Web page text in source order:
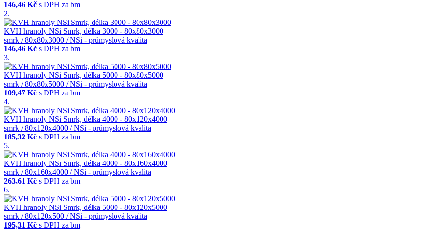
146,46 Kč s DPH za bm
2.
KVH hranoly NSi Smrk, délka 3000 - 80x80x3000
smrk / 80x80x3000 / NSi - průmyslová kvalita
146,46 Kč s DPH za bm
3.
KVH hranoly NSi Smrk, délka 5000 - 80x80x5000
smrk / 80x80x5000 / NSi - průmyslová kvalita
109,47 Kč s DPH za bm
4.
KVH hranoly NSi Smrk, délka 4000 - 80x120x4000
smrk / 80x120x4000 / NSi - průmyslová kvalita
185,32 Kč s DPH za bm
5.
KVH hranoly NSi Smrk, délka 4000 - 80x160x4000
smrk / 80x160x4000 / NSi - průmyslová kvalita
263,61 Kč s DPH za bm
6.
KVH hranoly NSi Smrk, délka 5000 - 80x120x5000
smrk / 80x120x500 / NSi - průmyslová kvalita
195,31 Kč s DPH za bm